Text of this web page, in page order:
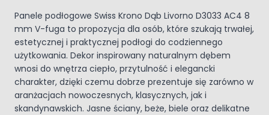
Panele podłogowe Swiss Krono Dąb Livorno D3033 AC4 8
mm V-fuga to propozycja dla osób, które szukają trwałej,
estetycznej i praktycznej podłogi do codziennego
użytkowania. Dekor inspirowany naturalnym dębem
wnosi do wnętrza ciepło, przytulność i elegancki
charakter, dzięki czemu dobrze prezentuje się zarówno w
aranżacjach nowoczesnych, klasycznych, jak i
skandynawskich. Jasne ściany, beże, biele oraz delikatne